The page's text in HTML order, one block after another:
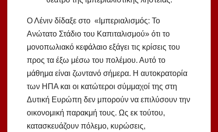
Ο Λένιν δίδαξε στο «Ιμπεριαλισμός: Το
Ανώτατο Στάδιο του Καπιταλισμού» ότι το
μονοπωλιακό κεφάλαιο εξάγει τις κρίσεις του
προς τα έξω μέσω του πολέμου. Αυτό το
μάθημα είναι ζωντανό σήμερα. Η αυτοκρατορία
των ΗΠΑ και οι κατώτεροι σύμμαχοί της στη
Δυτική Ευρώπη δεν μπορούν να επιλύσουν την
οικονομική παρακμή τους. Ως εκ τούτου,
κατασκευάζουν πόλεμο, κυρώσεις,